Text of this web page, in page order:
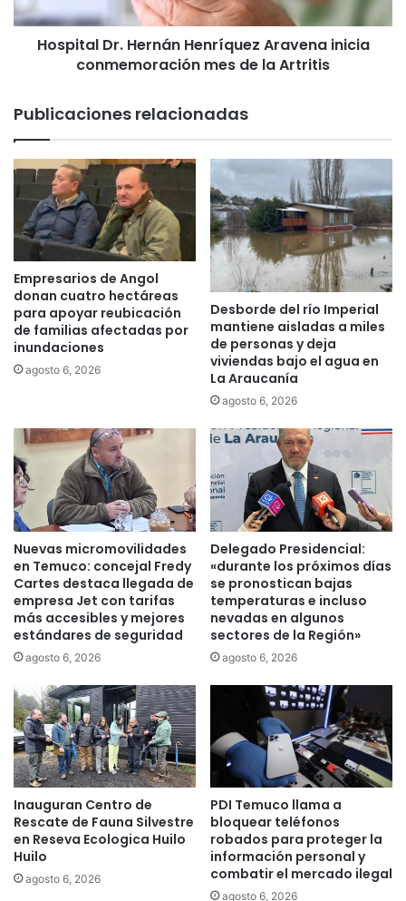
N
x
p
u
s
o
n
n
f
e
r
e
M
u
n
d
a
l
e
T
u
i
s
m
o
I
n
d
g
e
n
l
D
r
n
á
n
H
n
í
q
u
e
z
A
n
a
i
n
c
i
a
c
o
n
e
m
o
r
a
c
ó
n
m
e
Hospital Dr. Hernán Henríquez Aravena inicia
conmemoración mes de la Artritis
Publicaciones relacionadas
Empresarios de Angol
donan cuatro hectáreas
para apoyar reubicación
de familias afectadas por
inundaciones
agosto 6, 2026
Desborde del río Imperial
mantiene aisladas a miles
de personas y deja
viviendas bajo el agua en
La Araucanía
agosto 6, 2026
Nuevas micromovilidades
en Temuco: concejal Fredy
Cartes destaca llegada de
empresa Jet con tarifas
más accesibles y mejores
estándares de seguridad
agosto 6, 2026
Delegado Presidencial:
«durante los próximos días
se pronostican bajas
temperaturas e incluso
nevadas en algunos
sectores de la Región»
agosto 6, 2026
Inauguran Centro de
Rescate de Fauna Silvestre
en Reseva Ecologica Huilo
Huilo
agosto 6, 2026
PDI Temuco llama a
bloquear teléfonos
robados para proteger la
información personal y
combatir el mercado ilegal
agosto 6, 2026